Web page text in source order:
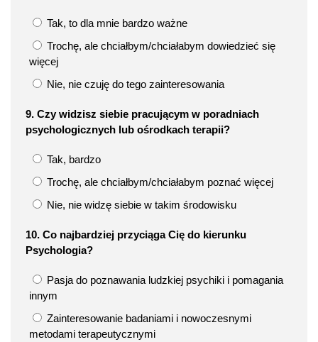
Tak, to dla mnie bardzo ważne
Trochę, ale chciałbym/chciałabym dowiedzieć się
więcej
Nie, nie czuję do tego zainteresowania
9. Czy widzisz siebie pracującym w poradniach
psychologicznych lub ośrodkach terapii?
Tak, bardzo
Trochę, ale chciałbym/chciałabym poznać więcej
Nie, nie widzę siebie w takim środowisku
10. Co najbardziej przyciąga Cię do kierunku
Psychologia?
Pasja do poznawania ludzkiej psychiki i pomagania
innym
Zainteresowanie badaniami i nowoczesnymi
metodami terapeutycznymi